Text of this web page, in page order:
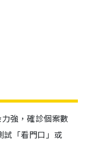
強，確診個案數
試「看門口」或